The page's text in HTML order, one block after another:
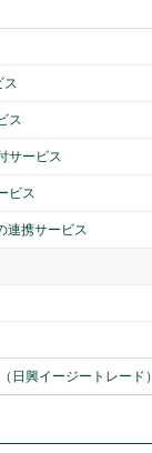
ス
ス
サービス
ビス
連携サービス
日興イージートレード）